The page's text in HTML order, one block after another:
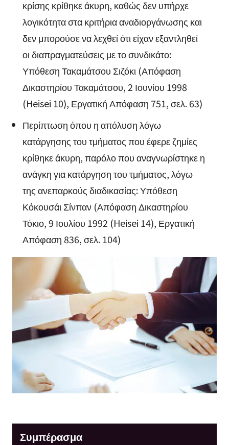
κρίσης κρίθηκε άκυρη, καθώς δεν υπήρχε
λογικότητα στα κριτήρια αναδιοργάνωσης και
δεν μπορούσε να λεχθεί ότι είχαν εξαντληθεί
οι διαπραγματεύσεις με το συνδικάτο:
Υπόθεση Τακαμάτσου Σιζόκι (Απόφαση
Δικαστηρίου Τακαμάτσου, 2 Ιουνίου 1998
(Heisei 10), Εργατική Απόφαση 751, σελ. 63)
Περίπτωση όπου η απόλυση λόγω
κατάργησης του τμήματος που έφερε ζημίες
κρίθηκε άκυρη, παρόλο που αναγνωρίστηκε η
ανάγκη για κατάργηση του τμήματος, λόγω
της ανεπαρκούς διαδικασίας: Υπόθεση
Κόκουσάι Σίνπαν (Απόφαση Δικαστηρίου
Τόκιο, 9 Ιουλίου 1992 (Heisei 14), Εργατική
Απόφαση 836, σελ. 104)
Συμπέρασμα